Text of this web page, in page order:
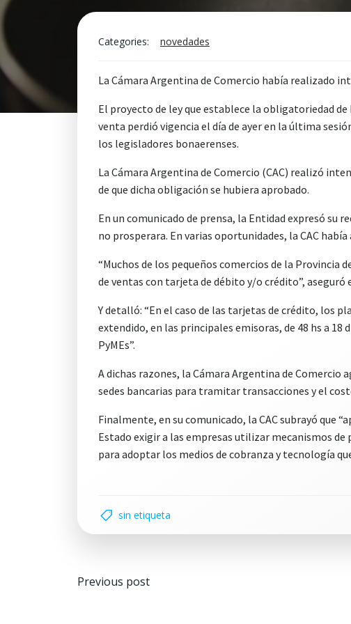
Categories: novedades
La Cámara Argentina de Comercio había realizado
El proyecto de ley que establece la obligatoriedad
venta perdió vigencia el día de ayer en la última
los legisladores bonaerenses.
La Cámara Argentina de Comercio (CAC) realizó
de que dicha obligación se hubiera aprobado.
En un comunicado de prensa, la Entidad expresó su
no prosperara. En varias oportunidades, la CAC
“Muchos de los pequeños comercios de la
de ventas con tarjeta de débito y/o crédito”, aseguró
Y detalló: “En el caso de las tarjetas de crédito, los
extendido, en las principales emisoras, de 48 hs a
PyMEs”.
A dichas razones, la Cámara Argentina de
sedes bancarias para tramitar transacciones y el
Finalmente, en su comunicado, la CAC subrayó que
Estado exigir a las empresas utilizar mecanismos de
para adoptar los medios de cobranza y tecnología
sin etiqueta
Navegación
Previous post